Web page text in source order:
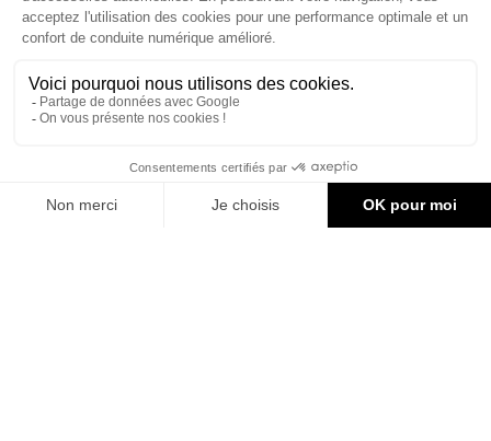
ACCESSOIRES CAN-AM
pour équiper votre véhicule 3 roues (On Road) ou votre véhicule tout
terrain (Off Road) .
